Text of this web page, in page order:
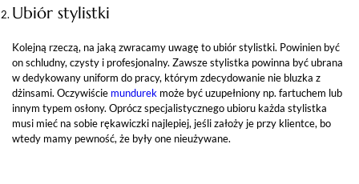
Ubiór stylistki
Kolejną rzeczą, na jaką zwracamy uwagę to ubiór stylistki. Powinien być
on schludny, czysty i profesjonalny. Zawsze stylistka powinna być ubrana
w dedykowany uniform do pracy, którym zdecydowanie nie bluzka z
dżinsami. Oczywiście mundurek może być uzupełniony np. fartuchem lub
innym typem osłony. Oprócz specjalistycznego ubioru każda stylistka
musi mieć na sobie rękawiczki najlepiej, jeśli założy je przy klientce, bo
wtedy mamy pewność, że były one nieużywane.